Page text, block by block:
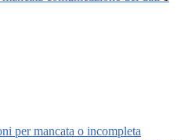
per mancata o incompleta